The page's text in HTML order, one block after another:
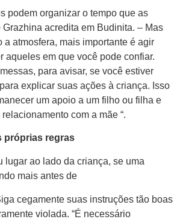
podem organizar o tempo que as
Grazhina acredita em Budinita. – Mas
a atmosfera, mais importante é agir
aqueles em que você pode confiar.
para avisar, se você estiver
explicar suas ações à criança. Isso
um apoio a um filho ou filha e
com a mãe “.
próprias regras
lugar ao lado da criança, se uma
mais antes de
01/28/21-great-spots-to-track-down-
girls-in-2023-tried-and-tested/
cegamente suas instruções tão boas
violada. “É necessário